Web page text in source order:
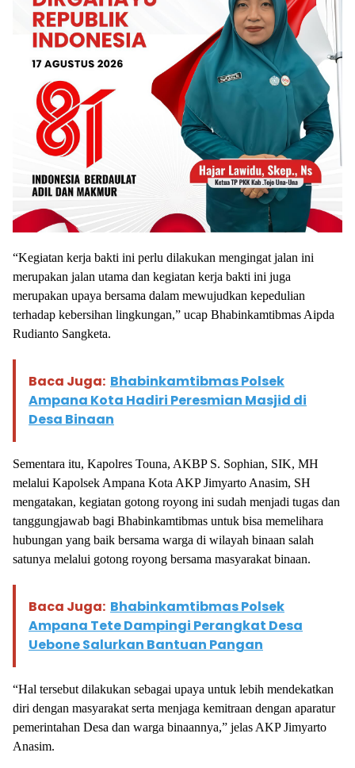
“Kegiatan kerja bakti ini perlu dilakukan mengingat jalan ini
merupakan jalan utama dan kegiatan kerja bakti ini juga
merupakan upaya bersama dalam mewujudkan kepedulian
terhadap kebersihan lingkungan,” ucap Bhabinkamtibmas Aipda
Rudianto Sangketa.
Baca Juga: Bhabinkamtibmas Polsek
Ampana Kota Hadiri Peresmian Masjid di
Desa Binaan
Sementara itu, Kapolres Touna, AKBP S. Sophian, SIK, MH
melalui Kapolsek Ampana Kota AKP Jimyarto Anasim, SH
mengatakan, kegiatan gotong royong ini sudah menjadi tugas dan
tanggungjawab bagi Bhabinkamtibmas untuk bisa memelihara
hubungan yang baik bersama warga di wilayah binaan salah
satunya melalui gotong royong bersama masyarakat binaan.
Baca Juga: Bhabinkamtibmas Polsek
Ampana Tete Dampingi Perangkat Desa
Uebone Salurkan Bantuan Pangan
“Hal tersebut dilakukan sebagai upaya untuk lebih mendekatkan
diri dengan masyarakat serta menjaga kemitraan dengan aparatur
pemerintahan Desa dan warga binaannya,” jelas AKP Jimyarto
Anasim.